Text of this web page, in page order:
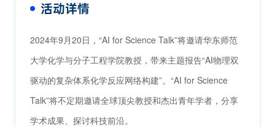
活动详情
2024年9月20日，“AI for Science Talk”将邀请华东师范
大学化学与分子工程学院教授，带来主题报告“AI物理双
驱动的复杂体系化学反应网络构建”。“AI for Science
Talk”将不定期邀请全球顶尖教授和杰出青年学者，分享
学术成果、探讨科技前沿。